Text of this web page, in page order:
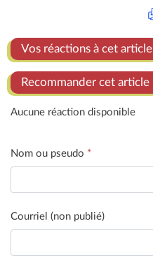
Vos réactions à cet article
Recommander cet article
Aucune réaction disponible
Nom ou pseudo *
Courriel (non publié)